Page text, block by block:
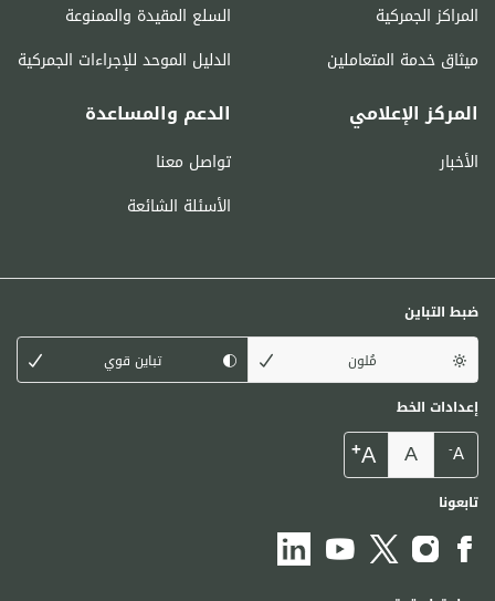
المراكز الجمركية
ميثاق خدمة المتعاملين
السلع المقيدة والممنوعة
الدليل الموحد للإجراءات الجمركية
المركز الإعلامي
الأخبار
الدعم والمساعدة
تواصل معنا
الأسئلة الشائعة
ضبط التباين
مُلون
تباين قوي
إعدادات الخط
A
-
A
A
+
تابعونا